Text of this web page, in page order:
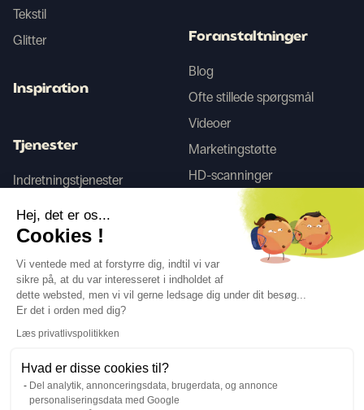
Følg os
Tekstil
Glitter
Inspiration
Tjenester
Indretningstjenester
Foranstaltninger
Blog
Ofte stillede spørgsmål
Videoer
Marketingstøtte
HD-scanninger
Sprog DA ↓
Hej, det er os...
Cookies !
Vi ventede med at forstyrre dig, indtil vi var
sikre på, at du var interesseret i indholdet af
dette websted, men vi vil gerne ledsage dig under dit besøg...
Er det i orden med dig?
Læs privatlivspolitikken
Hvad er disse cookies til?
Del analytik, annonceringsdata, brugerdata, og annonce
personaliseringsdata med Google